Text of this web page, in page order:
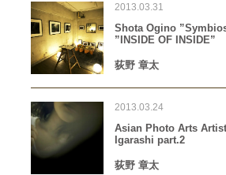
2013.03.31
Shota Ogino
”INSIDE OF INSIDE”
荻野 章太
2013.03.24
Asian Photo Arts
Igarashi part.2
荻野 章太